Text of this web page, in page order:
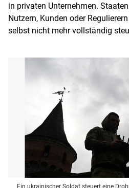
in privaten Unternehmen.
Nutzern, Kunden oder
selbst nicht mehr vollständig
Ein ukrainischer Soldat steuert eine